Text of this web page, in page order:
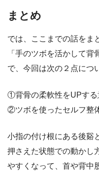
まとめ
では、ここまでの話をま
「手のツボを活かして
で、今回は次の２点につ
①背骨の柔軟性をUPする
②ツボを使ったセルフ整
小指の付け根にある後谿
押さえた状態での動かし
やすくなって、首や背中